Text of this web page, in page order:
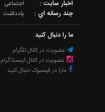
اخبار سایت : اجتماعی
چند رسانه اي : یادداشت
ما را دنبال کنید
عضویت در کانال تلگرام
عضویت در کانال اینستاگرام
مارا در فیسبوک دنبال کنید